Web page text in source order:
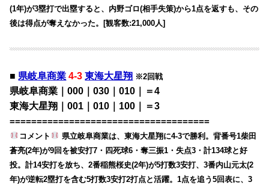
(1年)が3塁打で出塁すると、内野ゴロ(相手失策)から1点を返すも、その
後は得点が奪えなかった。[観客数:21,000人]
■ 県岐阜商業 4-3 東海大星翔 ※2回戦
県岐阜商業｜000｜030｜010｜＝4
東海大星翔｜001｜010｜100｜＝3
=====================================
コメント
県立岐阜商業は、東海大星翔に4-3で勝利。背番号1柴田
蒼亮(2年)が9回を被安打7・四死球6・奪三振1・失点3・計134球と好
投。計14安打を放ち、2番稲熊桜史(2年)が5打数3安打、3番内山元太(2
年)が逆転2塁打を含む5打数3安打2打点と活躍。1点を追う5回表に、3